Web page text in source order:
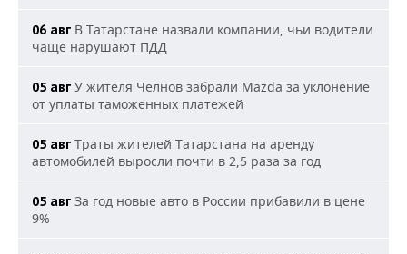
06 авг В Татарстане назвали компании, чьи водители
чаще нарушают ПДД
05 авг У жителя Челнов забрали Mazda за уклонение
от уплаты таможенных платежей
05 авг Траты жителей Татарстана на аренду
автомобилей выросли почти в 2,5 раза за год
05 авг За год новые авто в России прибавили в цене
9%